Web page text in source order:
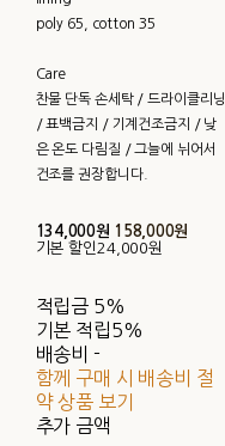
poly 65, cotton 35
Care
찬물 단독 손세탁 / 드라이클리닝
/ 표백금지 / 기계건조금지 / 낮
은 온도 다림질 / 그늘에 뉘어서
건조를 권장합니다.
134,000원 158,000원
기본 할인 24,000원
적립금 5%
기본 적립5%
배송비 -
함께 구매 시 배송비 절
약 상품 보기
추가 금액